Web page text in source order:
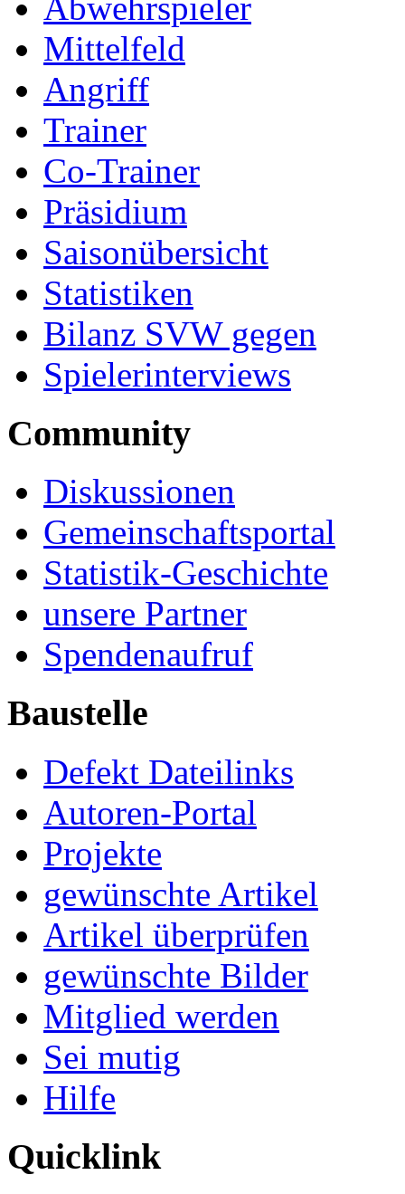
Mittelfeld
Angriff
Trainer
Co-Trainer
Präsidium
Saisonübersicht
Statistiken
Bilanz SVW gegen
Spielerinterviews
Community
Diskussionen
Gemeinschaftsportal
Statistik-Geschichte
unsere Partner
Spendenaufruf
Baustelle
Defekt Dateilinks
Autoren-Portal
Projekte
gewünschte Artikel
Artikel überprüfen
gewünschte Bilder
Mitglied werden
Sei mutig
Hilfe
Quicklink